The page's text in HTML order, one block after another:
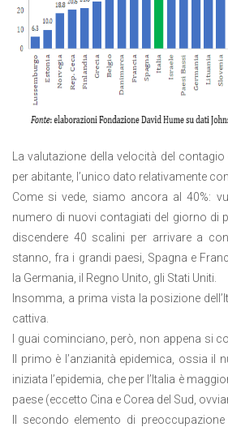
La valutazione della velocità del
per abitante, l’unico dato relativamente
Come si vede, siamo ancora al 40%:
numero di nuovi contagiati del giorno di
discendere 40 scalini per arrivare a
stanno, fra i grandi paesi, Spagna e
la Germania, il Regno Unito, gli Stati Uniti.
Insomma, a prima vista la posizione
cattiva.
I guai cominciano, però, non appena si
Il primo è l’anzianità epidemica, ossia il
iniziata l’epidemia, che per l’Italia è
paese (eccetto Cina e Corea del Sud,
Il secondo elemento di